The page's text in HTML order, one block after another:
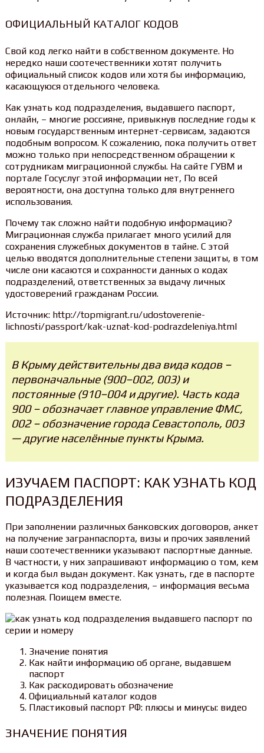
ОФИЦИАЛЬНЫЙ КАТАЛОГ КОДОВ
Свой код легко найти в собственном документе. Но
нередко наши соотечественники хотят получить
официальный список кодов или хотя бы информацию,
касающуюся отдельного человека.
Как узнать код подразделения, выдавшего паспорт,
онлайн, – многие россияне, привыкнув последние годы к
новым государственным интернет-сервисам, задаются
подобным вопросом. К сожалению, пока получить ответ
можно только при непосредственном обращении к
сотрудникам миграционной службы. На сайте ГУВМ и
портале Госуслуг этой информации нет, По всей
вероятности, она доступна только для внутреннего
использования.
Почему так сложно найти подобную информацию?
Миграционная служба прилагает много усилий для
сохранения служебных документов в тайне. С этой
целью вводятся дополнительные степени защиты, в том
числе они касаются и сохранности данных о кодах
подразделений, ответственных за выдачу личных
удостоверений гражданам России.
Источник: http://topmigrant.ru/udostoverenie-
lichnosti/passport/kak-uznat-kod-podrazdeleniya.html
В Крыму действительны два вида кодов –
первоначальные (900–002, 003) и
постоянные (910–004 и другие). Часть кода
900 – обозначает главное управление ФМС,
002 – обозначение города Севастополь, 003
— другие населённые пункты Крыма.
ИЗУЧАЕМ ПАСПОРТ: КАК УЗНАТЬ КОД
ПОДРАЗДЕЛЕНИЯ
При заполнении различных банковских договоров, анкет
на получение загранпаспорта, визы и прочих заявлений
наши соотечественники указывают паспортные данные.
В частности, у них запрашивают информацию о том, кем
и когда был выдан документ. Как узнать, где в паспорте
указывается код подразделения, – информация весьма
полезная. Поищем вместе.
Значение понятия
Как найти информацию об органе, выдавшем
паспорт
Как раскодировать обозначение
Официальный каталог кодов
Пластиковый паспорт РФ: плюсы и минусы: видео
ЗНАЧЕНИЕ ПОНЯТИЯ